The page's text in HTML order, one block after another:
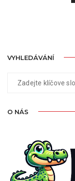
VYHLEDÁVÁNÍ
O NÁS